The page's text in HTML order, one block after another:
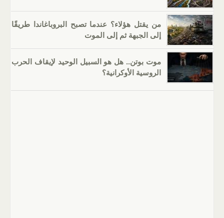
من يقتل هؤلاء؟ عندما تصبح البروباغاندا طريقًا
إلى الجبهة ثم إلى الموت
موت بوتن.. هل هو السبيل الوحيد لإيقاف الحرب
الروسية الأوكرانية؟